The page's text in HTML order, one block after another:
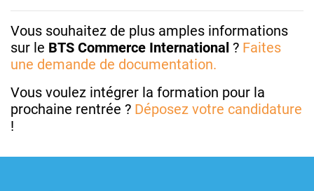
Vous souhaitez de plus amples informations
sur le BTS Commerce International ? Faites
une demande de documentation.
Vous voulez intégrer la formation pour la
prochaine rentrée ? Déposez votre candidature
!